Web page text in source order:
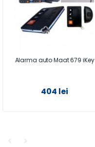
Alarma auto Maat 679 iKey
404 lei